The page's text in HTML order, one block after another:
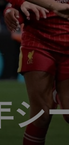
シ